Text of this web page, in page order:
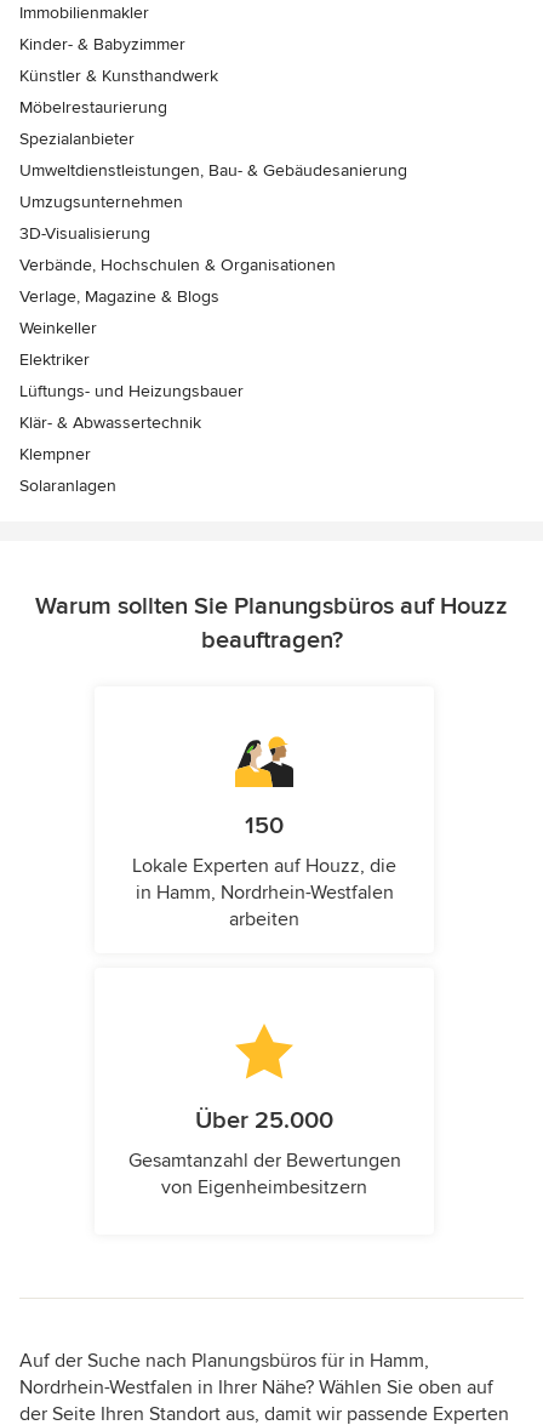
Immobilienmakler
Kinder- & Babyzimmer
Künstler & Kunsthandwerk
Möbelrestaurierung
Spezialanbieter
Umweltdienstleistungen, Bau- & Gebäudesanierung
Umzugsunternehmen
3D-Visualisierung
Verbände, Hochschulen & Organisationen
Verlage, Magazine & Blogs
Weinkeller
Elektriker
Lüftungs- und Heizungsbauer
Klär- & Abwassertechnik
Klempner
Solaranlagen
Warum sollten Sie Planungsbüros auf Houzz
beauftragen?
150
Lokale Experten auf Houzz, die
in Hamm, Nordrhein-Westfalen
arbeiten
Über 25.000
Gesamtanzahl der Bewertungen
von Eigenheimbesitzern
Auf der Suche nach Planungsbüros für in Hamm,
Nordrhein-Westfalen in Ihrer Nähe? Wählen Sie oben auf
der Seite Ihren Standort aus, damit wir passende Experten